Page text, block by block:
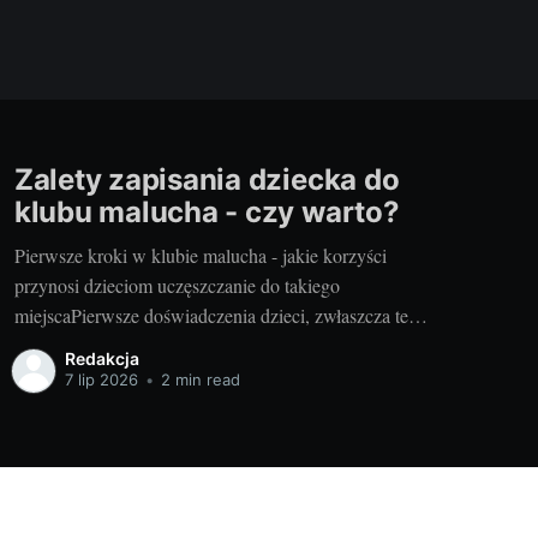
Zalety zapisania dziecka do
klubu malucha - czy warto?
Pierwsze kroki w klubie malucha - jakie korzyści
przynosi dzieciom uczęszczanie do takiego
miejscaPierwsze doświadczenia dzieci, zwłaszcza te
społeczne, są niezwykle ważne dla ich późniejszego
rozwoju. Właśnie dlatego decyzja o zapisaniu swojego
jako rodzic możesz podjąć.
Redakcja
7 lip 2026 • 2 min read